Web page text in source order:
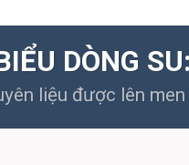
DÒNG
liệu được lên